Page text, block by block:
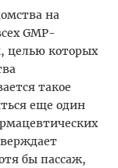
на
GMP-
целью которых
такое
еще один
бы пассаж,